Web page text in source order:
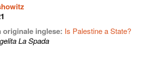
originale inglese: Is Palestine a State?
La Spada